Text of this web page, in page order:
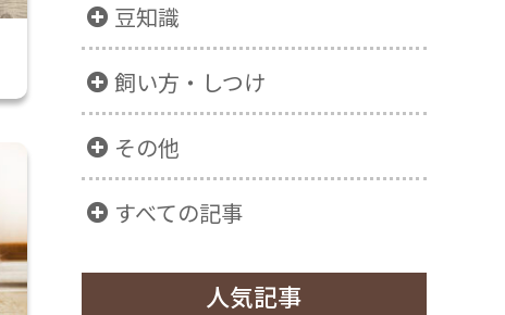
豆知識
飼い方・しつけ
その他
すべての記事
人気記事